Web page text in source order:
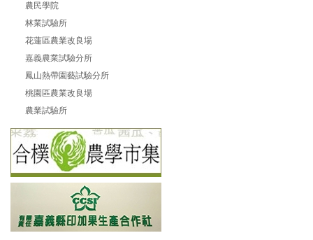
農民學院
林業試驗所
花蓮區農業改良場
嘉義農業試驗分所
鳳山熱帶園藝試驗分所
桃園區農業改良場
農業試驗所